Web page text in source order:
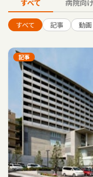
すべて 病院向け
すべて 記事 動画
記事